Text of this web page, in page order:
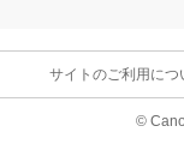
サイトのご利用につ
©